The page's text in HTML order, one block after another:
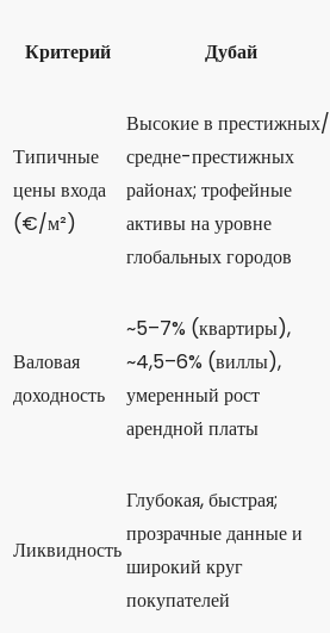
Критерий Дубай
Типичные
цены входа
(€/м²)
Высокие в престижных/
средне-престижных
районах; трофейные
активы на уровне
глобальных городов
Валовая
доходность
~5–7% (квартиры),
~4,5–6% (виллы),
умеренный рост
арендной платы
Ликвидность
Глубокая, быстрая;
прозрачные данные и
широкий круг
покупателей